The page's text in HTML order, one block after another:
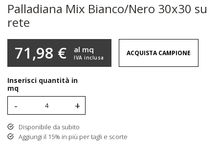
Palladiana Mix Bianco/Nero 30x30 su
rete
71,98 € IVA inclusa
al mq ACQUISTA CAMPIONE
Inserisci quantità in
mq
- +
Disponibile da subito
Aggiungi il 15% in più per tagli e scorte